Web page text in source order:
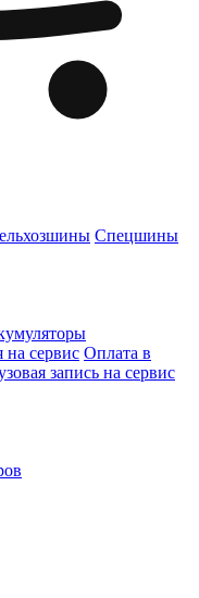
Спецшины
на сервис Оплата в
запись на сервис